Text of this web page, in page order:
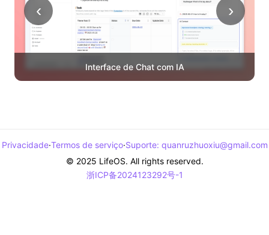
‹ ›
Interface de Chat com IA
Privacidade·Termos de serviço·Suporte: quanruzhuoxiu@gmail.com
© 2025 LifeOS. All rights reserved.
浙ICP备2024123292号-1